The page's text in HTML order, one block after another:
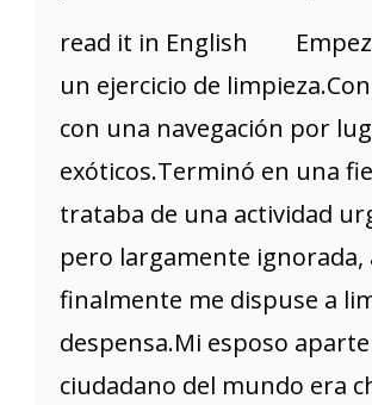
read it in English
un ejercicio de
con una navegación por
exóticos.Terminó en una
trataba de una actividad
pero largamente ignorada,
finalmente me dispuse a
despensa.Mi esposo
ciudadano del mundo era